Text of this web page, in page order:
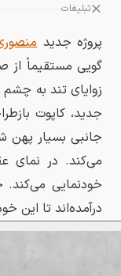
تبلیغات
پروژه جدید
گویی مستقیماً
زوایای تند به
جدید، کاپوت
جانبی بسیار پهن
می‌کند. در نمای
خودنمایی می‌کند.
درآمده‌اند تا این